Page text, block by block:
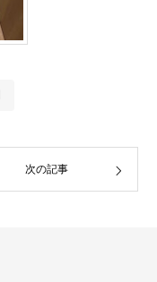
次の記事